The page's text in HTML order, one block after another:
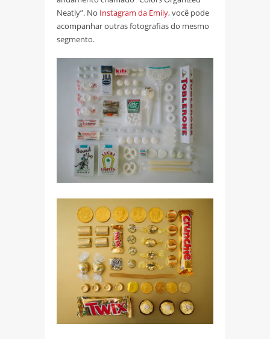
Neatly”. No Instagram da Emily, você pode
acompanhar outras fotografias do mesmo
segmento.